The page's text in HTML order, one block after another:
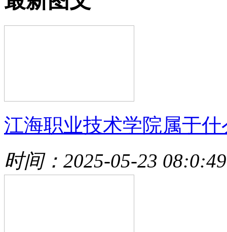
江海职业技术学院属于什
时间：2025-05-23 08:0:49